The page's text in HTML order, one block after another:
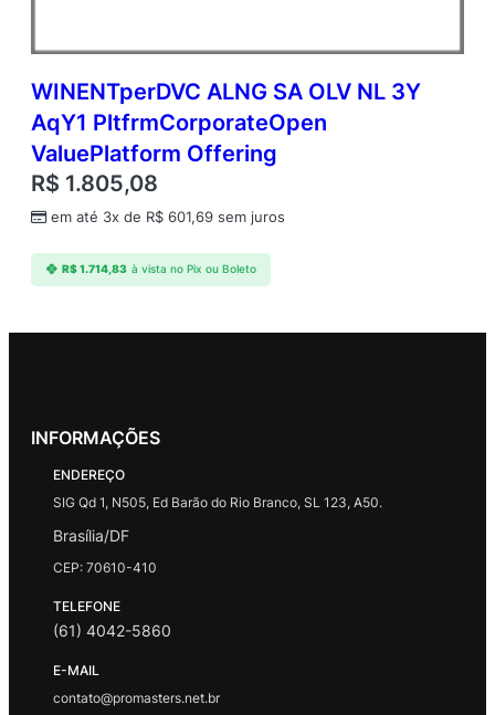
WINENTperDVC ALNG SA OLV NL 3Y
AqY1 PltfrmCorporateOpen
ValuePlatform Offering
R$ 1.805,08
em até 3x de R$ 601,69 sem juros
R$1.714,83 à vista no Pix ou Boleto
INFORMAÇÕES
ENDEREÇO
SIG Qd 1, N505, Ed Barão do Rio Branco, SL 123, A50.
Brasília/DF
CEP: 70610-410
TELEFONE
(61) 4042-5860
E-MAIL
contato@promasters.net.br